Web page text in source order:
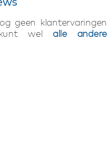
geen klantervaringen
wel alle andere